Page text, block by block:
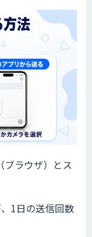
ブラウザ）とス
1日の送信回数